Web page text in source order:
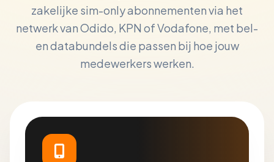
zakelijke sim-only abonnementen via het
netwerk van Odido, KPN of Vodafone, met bel-
en databundels die passen bij hoe jouw
medewerkers werken.